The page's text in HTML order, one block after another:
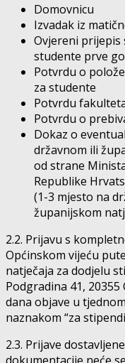
Domovnicu
Izvadak iz
Ovjereni prijepis
studente prve
Potvrdu o
za studente
Potvrdu
Potvrdu o
Dokaz o
državnom ili
od strane
Republike
(1-3 mjesto na
županijskom
2.2. Prijavu s
Općinskom vijeću
natječaja za dodjelu
Podgradina 41,
dana objave u tjednom
naznakom “za
2.3. Prijave